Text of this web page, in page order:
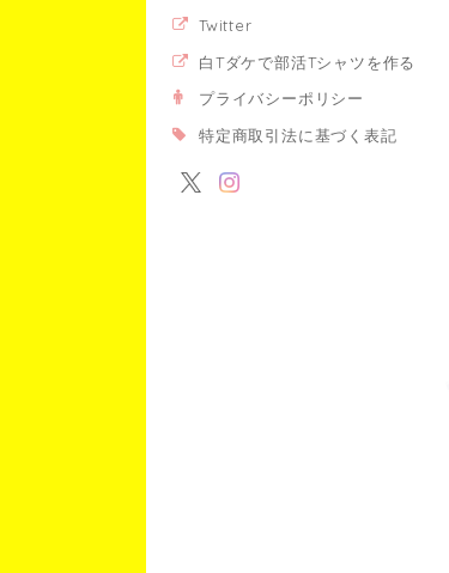
Twitter
白Tダケで部活Tシャツを作る
プライバシーポリシー
特定商取引法に基づく表記